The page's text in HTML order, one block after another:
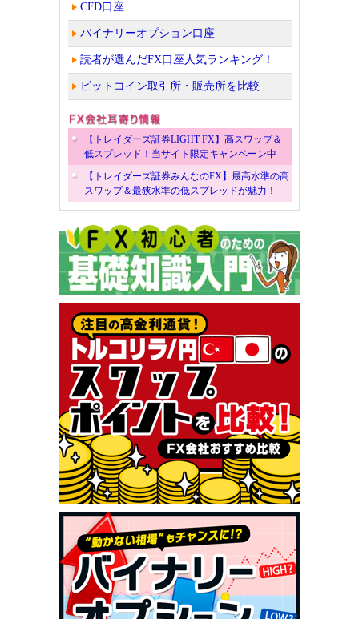
CFD口座
バイナリーオプション口座
読者が選んだFX口座人気ランキング！
ビットコイン取引所・販売所を比較
【トレイダーズ証券LIGHT FX】高スワップ＆
低スプレッド！当サイト限定キャンペーン中
【トレイダーズ証券みんなのFX】最高水準の高
スワップ＆最狭水準の低スプレッドが魅力！